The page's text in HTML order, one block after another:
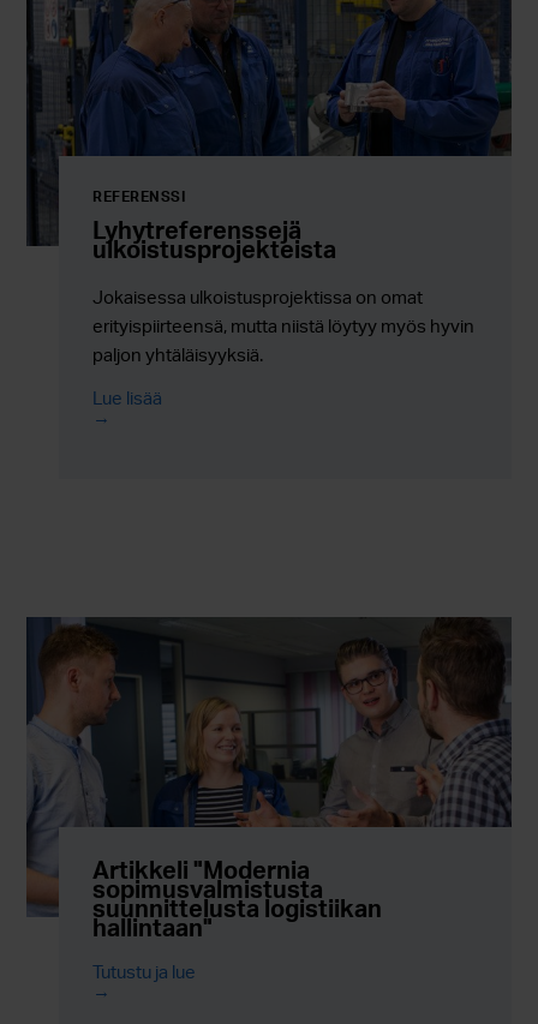
REFERENSSI
Lyhytreferenssejä
ulkoistusprojekteista
Jokaisessa ulkoistusprojektissa on omat
erityispiirteensä, mutta niistä löytyy myös hyvin
paljon yhtäläisyyksiä.
Lue lisää
Artikkeli "Modernia
sopimusvalmistusta
suunnittelusta logistiikan
hallintaan"
Tutustu ja lue